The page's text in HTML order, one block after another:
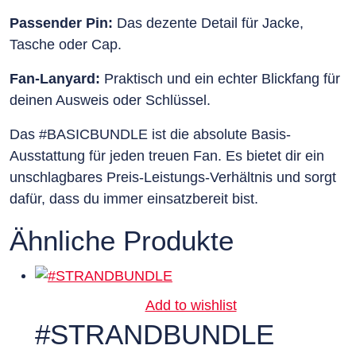
Passender Pin: Das dezente Detail für Jacke,
Tasche oder Cap.
Fan-Lanyard: Praktisch und ein echter Blickfang für
deinen Ausweis oder Schlüssel.
Das #BASICBUNDLE ist die absolute Basis-
Ausstattung für jeden treuen Fan. Es bietet dir ein
unschlagbares Preis-Leistungs-Verhältnis und sorgt
dafür, dass du immer einsatzbereit bist.
Ähnliche Produkte
Add to wishlist
#STRANDBUNDLE